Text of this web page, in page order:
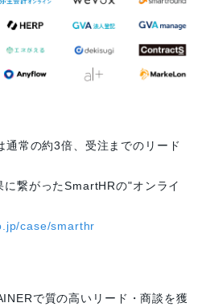
通常の約3倍、受注までのリード
に繋がったSmartHRの"オンライ
case/smarthr
で質の高いリード・商談を獲